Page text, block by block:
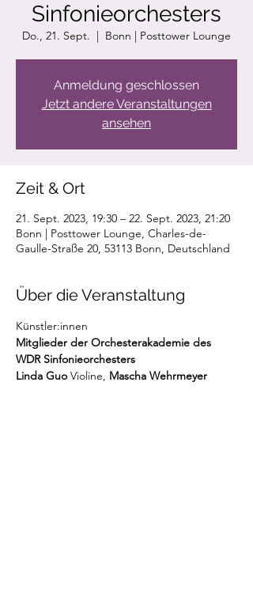
Sinfonieorchesters
Do., 21. Sept.
  |
Bonn | Posttower Lounge
Anmeldung geschlossen
Jetzt andere Veranstaltungen
ansehen
Zeit & Ort
21. Sept. 2023, 19:30 – 22. Sept. 2023, 21:20
Bonn | Posttower Lounge, Charles-de-
Gaulle-Straße 20, 53113 Bonn, Deutschland
Über die Veranstaltung
Künstler:innen
Mitglieder der Orchesterakademie des
WDR Sinfonieorchesters
Linda Guo Violine, Mascha Wehrmeyer